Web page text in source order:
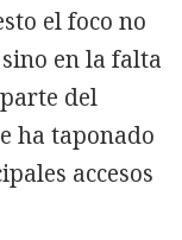
el foco no
en la falta
del
ha taponado
accesos